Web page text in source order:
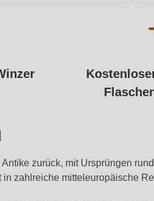
zurück, mit Ursprüngen
zahlreiche mitteleuropäische